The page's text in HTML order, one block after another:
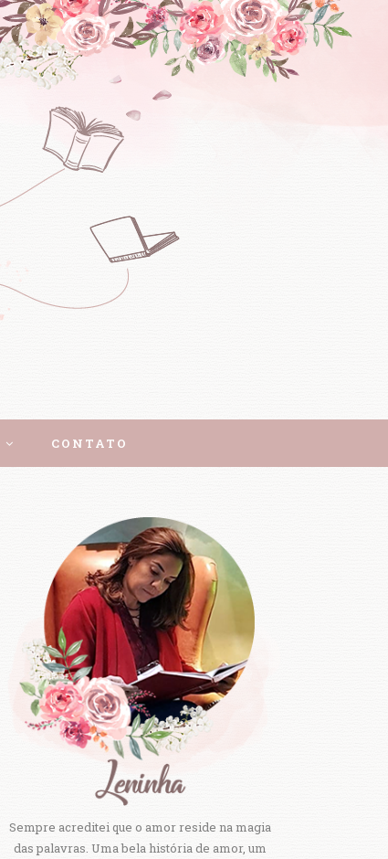
CONTATO
Sempre acreditei que o amor reside na magia
das palavras. Uma bela história de amor, um